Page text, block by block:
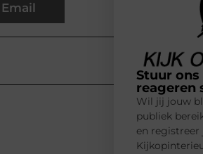
Email
Stuur
reageren
Wil jij jouw
publiek
en registreer